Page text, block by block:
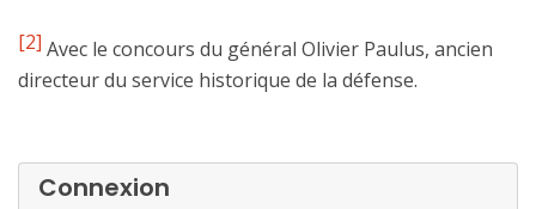
[2] Avec le concours du général Olivier Paulus, ancien
directeur du service historique de la défense.
Connexion